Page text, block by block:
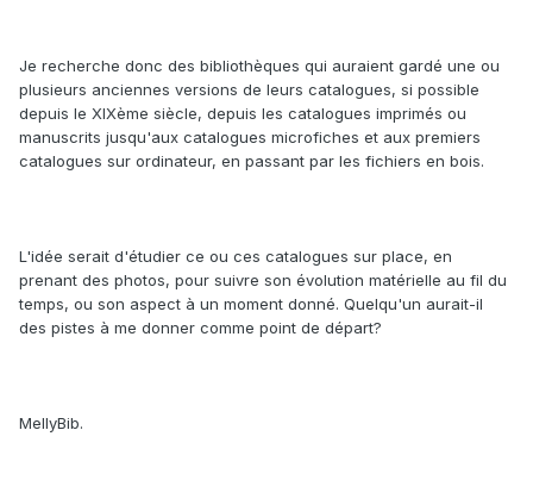
Je recherche donc des bibliothèques qui auraient gardé une ou
plusieurs anciennes versions de leurs catalogues, si possible
depuis le XIXème siècle, depuis les catalogues imprimés ou
manuscrits jusqu'aux catalogues microfiches et aux premiers
catalogues sur ordinateur, en passant par les fichiers en bois.
L'idée serait d'étudier ce ou ces catalogues sur place, en
prenant des photos, pour suivre son évolution matérielle au fil du
temps, ou son aspect à un moment donné. Quelqu'un aurait-il
des pistes à me donner comme point de départ?
MellyBib.